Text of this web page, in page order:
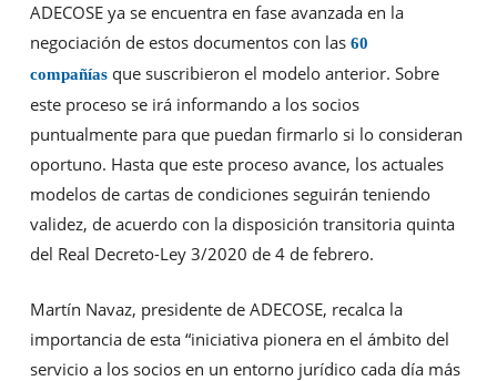
ADECOSE ya se encuentra en fase avanzada en la
negociación de estos documentos con las 60
compañías que suscribieron el modelo anterior. Sobre
este proceso se irá informando a los socios
puntualmente para que puedan firmarlo si lo consideran
oportuno. Hasta que este proceso avance, los actuales
modelos de cartas de condiciones seguirán teniendo
validez, de acuerdo con la disposición transitoria quinta
del Real Decreto-Ley 3/2020 de 4 de febrero.
Martín Navaz, presidente de ADECOSE, recalca la
importancia de esta “iniciativa pionera en el ámbito del
servicio a los socios en un entorno jurídico cada día más